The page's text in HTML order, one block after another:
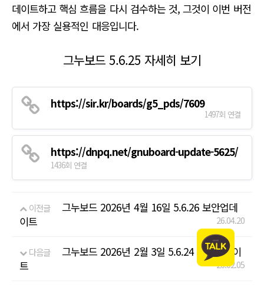
데이트하고 핵심 흐름을 다시 검수하는 것, 그것이 이번 버전
에서 가장 실용적인 대응입니다.
그누보드 5.6.25 자세히 보기
https://sir.kr/boards/g5_pds/7609
1497회 연결
https://dnpq.net/gnuboard-update-5625/
1436회 연결
이전글
그누보드 2026년 4월 16일 5.6.26 보안업데
이트
26.04.20
다음글
그누보드 2026년 2월 3일 5.6.24 보안업데이
트
26.02.05